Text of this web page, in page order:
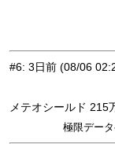
#6: 3日前 (08/06
メテオシールド 215
極限デー